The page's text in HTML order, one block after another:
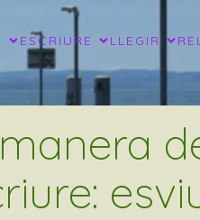
ESCRIURE LLEGIR